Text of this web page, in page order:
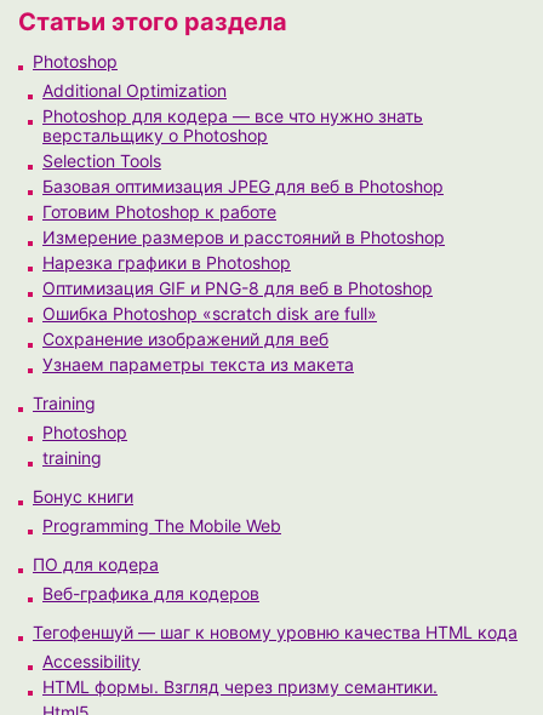
Статьи этого раздела
Photoshop
Additional Optimization
Photoshop для кодера — все что нужно знать
верстальщику о Photoshop
Selection Tools
Базовая оптимизация JPEG для веб в Photoshop
Готовим Photoshop к работе
Измерение размеров и расстояний в Photoshop
Нарезка графики в Photoshop
Оптимизация GIF и PNG-8 для веб в Photoshop
Ошибка Photoshop «scratch disk are full»
Сохранение изображений для веб
Узнаем параметры текста из макета
Training
Photoshop
training
Бонус книги
Programming The Mobile Web
ПО для кодера
Веб-графика для кодеров
Тегофеншуй — шаг к новому уровню качества HTML кода
Accessibility
HTML формы. Взгляд через призму семантики.